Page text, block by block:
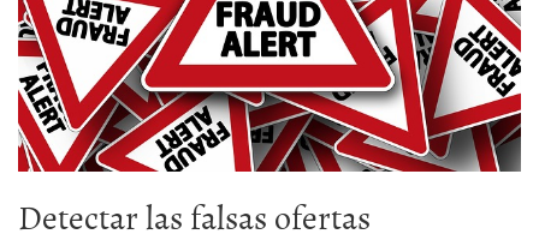
Detectar las falsas ofertas